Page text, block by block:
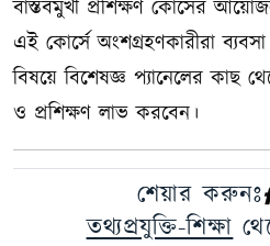
বাস্তবমুখী প্রশিক্ষণ কোর্সের
এই কোর্সে অংশগ্রহণকারীরা
বিষয়ে বিশেষজ্ঞ প্যানেলের কাছ
ও প্রশিক্ষণ লাভ করবেন।
শেয়ার করুনঃ
তথ্যপ্রযুক্তি-শিক্ষা